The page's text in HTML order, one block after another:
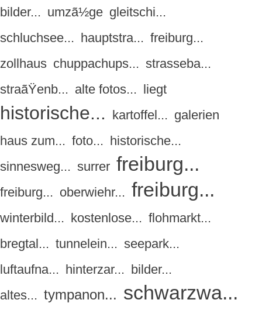
bilder... umzã½ge gleitschi...
schluchsee... hauptstra... freiburg...
zollhaus chuppachups... strasseba...
straãŸenb... alte fotos... liegt
historische... kartoffel... galerien
haus zum... foto... historische...
sinnesweg... surrer freiburg...
freiburg... oberwiehr... freiburg...
winterbild... kostenlose... flohmarkt...
bregtal... tunnelein... seepark...
luftaufna... hinterzar... bilder...
altes... tympanon... schwarzwa...